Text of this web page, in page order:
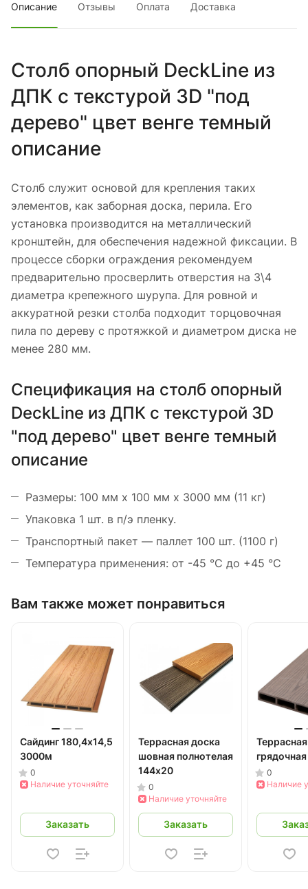
Описание Отзывы Оплата Доставка
Столб опорный DeckLine из
ДПК с текстурой 3D "под
дерево" цвет венге темный
описание
Столб служит основой для крепления таких
элементов, как заборная доска, перила. Его
установка производится на металлический
кронштейн, для обеспечения надежной фиксации. В
процессе сборки ограждения рекомендуем
предварительно просверлить отверстия на 3\4
диаметра крепежного шурупа. Для ровной и
аккуратной резки столба подходит торцовочная
пила по дереву с протяжкой и диаметром диска не
менее 280 мм.
Спецификация на столб опорный
DeckLine из ДПК с текстурой 3D
"под дерево" цвет венге темный
описание
Размеры: 100 мм х 100 мм х 3000 мм (11 кг)
Упаковка 1 шт. в п/э пленку.
Транспортный пакет — паллет 100 шт. (1100 г)
Температура применения: от -45 °С до +45 °С
Вам также может понравиться
Сайдинг 180,4х14,5
3000м
0
Наличие уточняйте
Заказать
Террасная доска
шовная полнотелая
144х20
0
Наличие уточняйте
Заказать
0
Наличие